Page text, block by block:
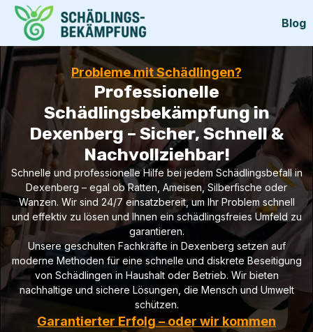
Blog
Probleme mit Schädlingen?
Professionelle
Schädlingsbekämpfung in
Dexenberg – Sicher, Schnell &
Nachvollziehbar!
Schnelle und professionelle Hilfe bei jedem Schädlingsbefall in
Dexenberg – egal ob Ratten, Ameisen, Silberfische oder
Wanzen. Wir sind 24/7 einsatzbereit, um Ihr Problem schnell
und effektiv zu lösen und Ihnen ein schädlingsfreies Umfeld zu
garantieren.
Unsere geschulten Fachkräfte in Dexenberg setzen auf
moderne Methoden für eine schnelle und diskrete Beseitigung
von Schädlingen in Haushalt oder Betrieb. Wir bieten
nachhaltige und sichere Lösungen, die Mensch und Umwelt
schützen.
Garantierter Erfolg – oder wir kommen